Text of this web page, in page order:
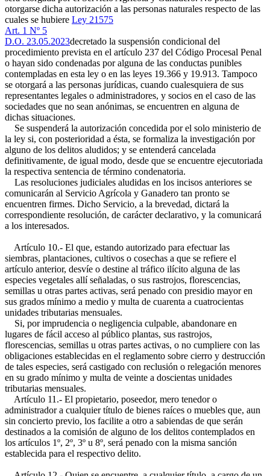
otorgarse dicha autorización a las personas naturales respecto de las
cuales se hubiere Ley 21575
Art. 1 Nº 5
D.O. 23.05.2023decretado la suspensión condicional del
procedimiento prevista en el artículo 237 del Código Procesal Penal
o hayan sido condenadas por alguna de las conductas punibles
contempladas en esta ley o en las leyes 19.366 y 19.913. Tampoco
se otorgará a las personas jurídicas, cuando cualesquiera de sus
representantes legales o administradores, y socios en el caso de las
sociedades que no sean anónimas, se encuentren en alguna de
dichas situaciones.
Se suspenderá la autorización concedida por el solo ministerio de
la ley si, con posterioridad a ésta, se formaliza la investigación por
alguno de los delitos aludidos; y se entenderá cancelada
definitivamente, de igual modo, desde que se encuentre ejecutoriada
la respectiva sentencia de término condenatoria.
Las resoluciones judiciales aludidas en los incisos anteriores se
comunicarán al Servicio Agrícola y Ganadero tan pronto se
encuentren firmes. Dicho Servicio, a la brevedad, dictará la
correspondiente resolución, de carácter declarativo, y la comunicará
a los interesados.
Artículo 10.- El que, estando autorizado para efectuar las
siembras, plantaciones, cultivos o cosechas a que se refiere el
artículo anterior, desvíe o destine al tráfico ilícito alguna de las
especies vegetales allí señaladas, o sus rastrojos, florescencias,
semillas u otras partes activas, será penado con presidio mayor en
sus grados mínimo a medio y multa de cuarenta a cuatrocientas
unidades tributarias mensuales.
Si, por imprudencia o negligencia culpable, abandonare en
lugares de fácil acceso al público plantas, sus rastrojos,
florescencias, semillas u otras partes activas, o no cumpliere con las
obligaciones establecidas en el reglamento sobre cierro y destrucción
de tales especies, será castigado con reclusión o relegación menores
en su grado mínimo y multa de veinte a doscientas unidades
tributarias mensuales.
Artículo 11.- El propietario, poseedor, mero tenedor o
administrador a cualquier título de bienes raíces o muebles que, aun
sin concierto previo, los facilite a otro a sabiendas de que serán
destinados a la comisión de alguno de los delitos contemplados en
los artículos 1º, 2º, 3º u 8º, será penado con la misma sanción
establecida para el respectivo delito.